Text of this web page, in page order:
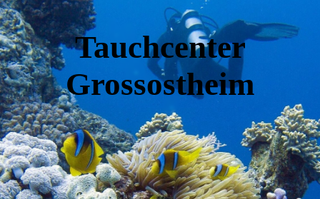
Tauchcenter
Grossostheim